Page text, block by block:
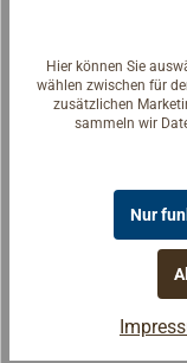
Fragen
Seglerinnen.
passende Antwort.
Hier können Sie
wählen zwischen für
zusätzlichen
sammeln wir
Nur